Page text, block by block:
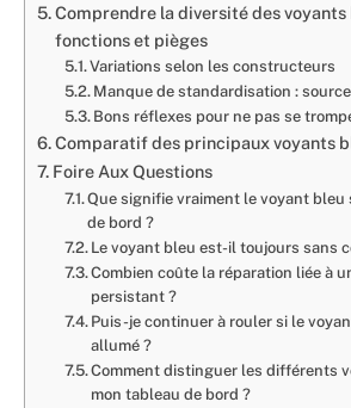
Comprendre la diversité des voyants
fonctions et pièges
Variations selon les constructeurs
Manque de standardisation :
Bons réflexes pour ne pas se
Comparatif des principaux voyants
Foire Aux Questions
Que signifie vraiment le voyant bleu
de bord ?
Le voyant bleu est-il toujours sans
Combien coûte la réparation liée à
persistant ?
Puis-je continuer à rouler si le
allumé ?
Comment distinguer les différents
mon tableau de bord ?